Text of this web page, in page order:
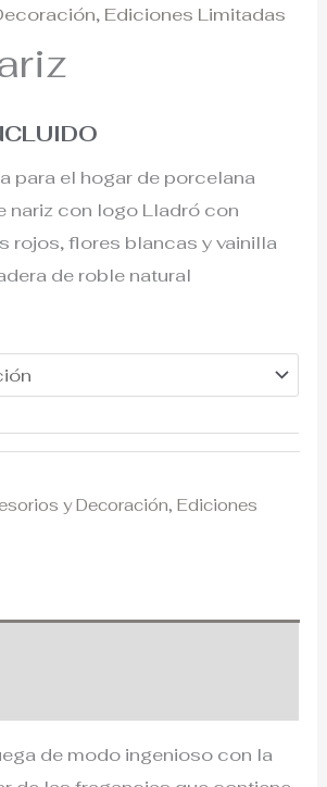
, Ediciones Limitadas
para el hogar de porcelana
nariz con logo Lladró con
rojos, flores blancas y vainilla
de roble natural
y Decoración,Ediciones
de modo ingenioso con la